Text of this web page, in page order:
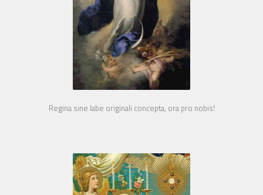
Regina sine labe originali concepta, ora pro nobis!